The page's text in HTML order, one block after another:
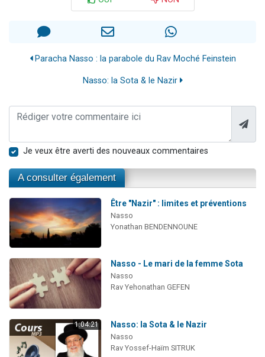
Paracha Nasso : la parabole du Rav Moché Feinstein
Nasso: la Sota & le Nazir
Je veux être averti des nouveaux commentaires
A consulter également
Être "Nazir" : limites et préventions
Nasso
Yonathan BENDENNOUNE
Nasso - Le mari de la femme Sota
Nasso
Rav Yehonathan GEFEN
1:04:21 Nasso: la Sota & le Nazir
Nasso
Rav Yossef-Haïm SITRUK